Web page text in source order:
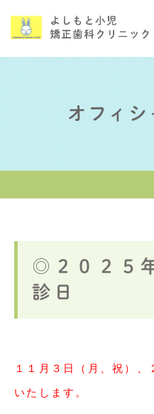
オフィシ
◎２０２５
診日
１１月３日（月、祝）、
いたします。